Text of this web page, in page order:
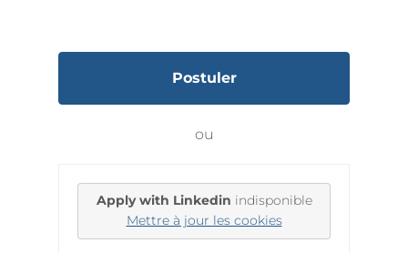
Postuler
ou
Apply with Linkedin indisponible
Mettre à jour les cookies